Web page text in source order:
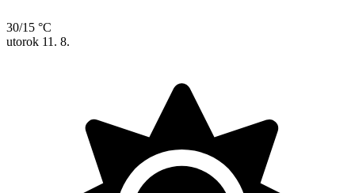
30/15 °C
utorok 11. 8.